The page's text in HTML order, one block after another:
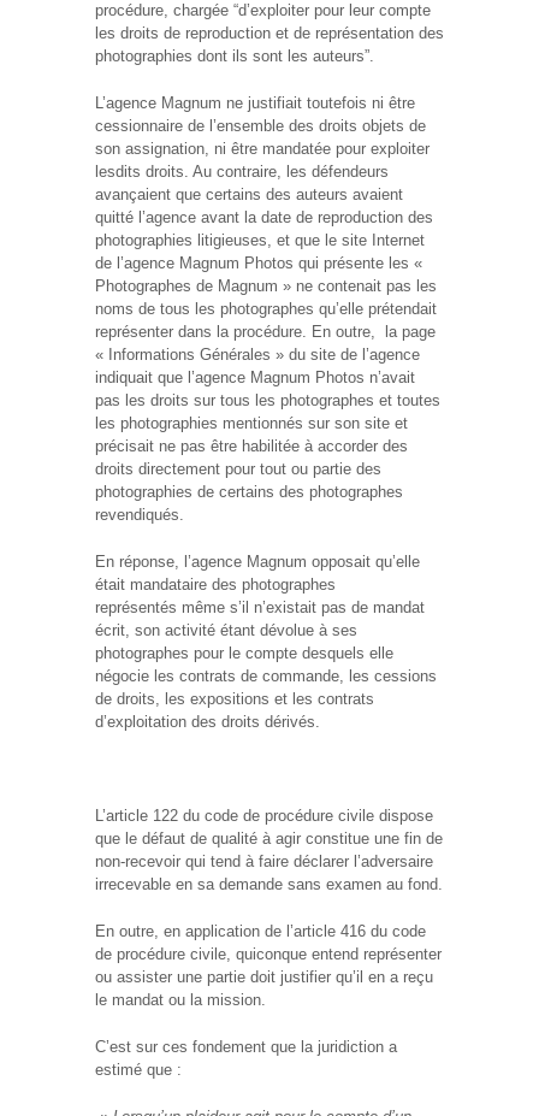
procédure, chargée “d’exploiter pour leur compte
les droits de reproduction et de représentation des
photographies dont ils sont les auteurs”.
L’agence Magnum ne justifiait toutefois ni être
cessionnaire de l’ensemble des droits objets de
son assignation, ni être mandatée pour exploiter
lesdits droits. Au contraire, les défendeurs
avançaient que certains des auteurs avaient
quitté l’agence avant la date de reproduction des
photographies litigieuses, et que le site Internet
de l’agence Magnum Photos qui présente les «
Photographes de Magnum » ne contenait pas les
noms de tous les photographes qu’elle prétendait
représenter dans la procédure. En outre, la page
« Informations Générales » du site de l’agence
indiquait que l’agence Magnum Photos n’avait
pas les droits sur tous les photographes et toutes
les photographies mentionnés sur son site et
précisait ne pas être habilitée à accorder des
droits directement pour tout ou partie des
photographies de certains des photographes
revendiqués.
En réponse, l’agence Magnum opposait qu’elle
était mandataire des photographes
représentés même s’il n’existait pas de mandat
écrit, son activité étant dévolue à ses
photographes pour le compte desquels elle
négocie les contrats de commande, les cessions
de droits, les expositions et les contrats
d’exploitation des droits dérivés.
L’article 122 du code de procédure civile dispose
que le défaut de qualité à agir constitue une fin de
non-recevoir qui tend à faire déclarer l’adversaire
irrecevable en sa demande sans examen au fond.
En outre, en application de l’article 416 du code
de procédure civile, quiconque entend représenter
ou assister une partie doit justifier qu’il en a reçu
le mandat ou la mission.
C’est sur ces fondement que la juridiction a
estimé que :